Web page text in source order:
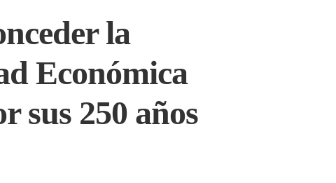
la
Económica
sus 250 años